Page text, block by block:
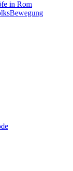
in Rom